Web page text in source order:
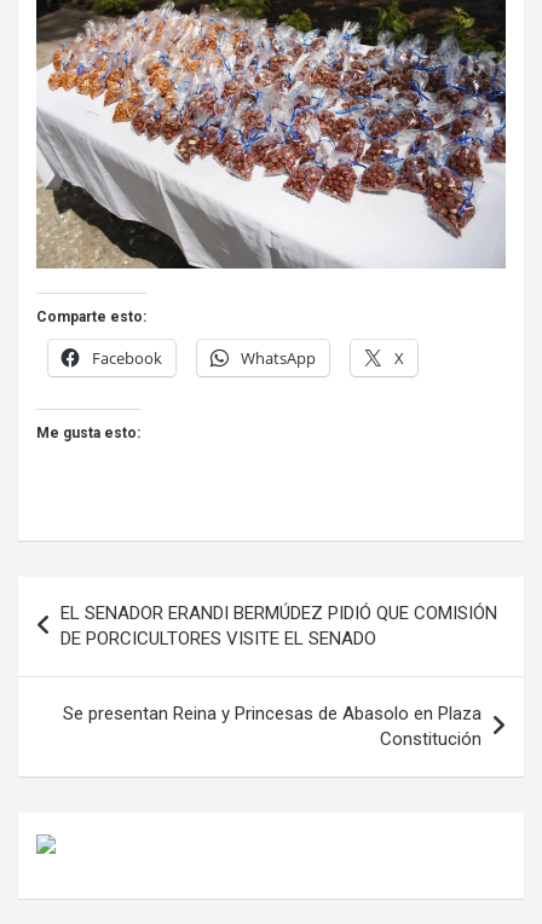
Comparte esto:
Facebook WhatsApp X
Me gusta esto:
de
entradas
EL SENADOR ERANDI BERMÚDEZ PIDIÓ QUE COMISIÓN
DE PORCICULTORES VISITE EL SENADO
Se presentan Reina y Princesas de Abasolo en Plaza
Constitución